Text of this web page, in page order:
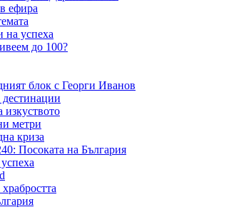
ефира
на успеха
до 100?
блок с Георги Иванов
изкуството
метри
криза
Посоката на България